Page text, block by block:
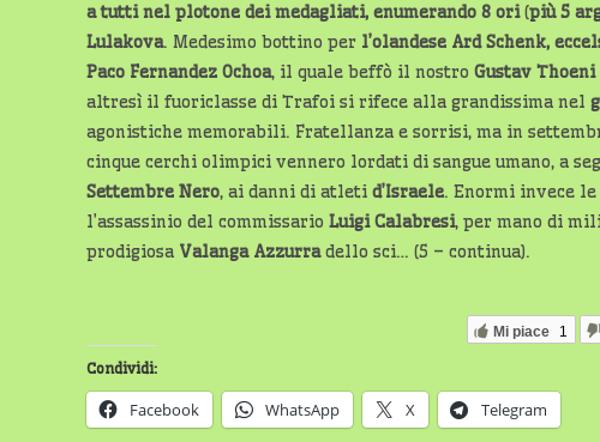
a tutti nel plotone dei medagliati, enumerando 8 ori(più 5
Lulakova. Medesimo bottino per l’olandese Ard Schenk,
Paco Fernandez Ochoa, il quale beffò il nostro Gustav Thoeni
altresì il fuoriclasse di Trafoi si rifece alla grandissima nel
agonistiche memorabili. Fratellanza e sorrisi, ma in
cinque cerchi olimpici vennero lordati di sangue umano, a
Settembre Nero, ai danni di atleti d’Israele. Enormi invece
l’assassinio del commissario Luigi Calabresi, per mano di
prodigiosa Valanga Azzurradello sci… (5 – continua).
Mi piace 1
Condividi:
Facebook WhatsApp X Telegram